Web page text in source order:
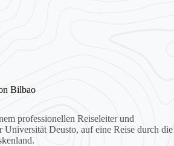
Bilbao
professionellen Reiseleiter und
Deusto, auf eine Reise durch die